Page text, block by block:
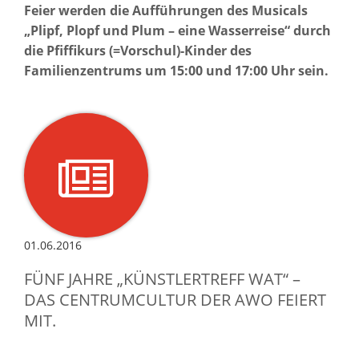
Feier werden die Aufführungen des Musicals
„Plipf, Plopf und Plum – eine Wasserreise“ durch
die Pfiffikurs (=Vorschul)-Kinder des
Familienzentrums um 15:00 und 17:00 Uhr sein.
01.06.2016
FÜNF JAHRE „KÜNSTLERTREFF WAT“ –
DAS CENTRUMCULTUR DER AWO FEIERT
MIT.